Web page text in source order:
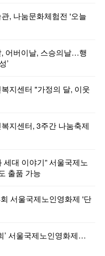
, 나눔문화체험전 '오늘
어버이날, 스승의날…행
’
지센터 "가정의 달, 이웃
지센터, 3주간 나눔축제
세대 이야기” 서울국제노
출품 가능
서울국제노인영화제 '단
’ 서울국제노인영화제…